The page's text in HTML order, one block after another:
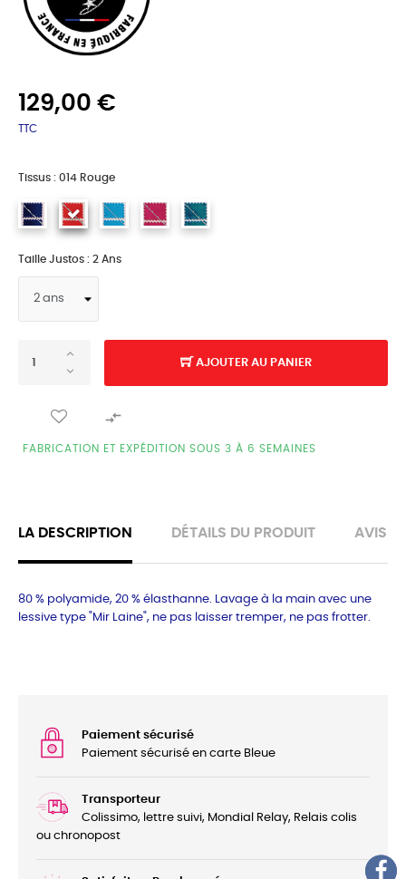
129,00 €
TTC
Tissus : 014 Rouge
Taille Justos : 2 Ans
AJOUTER AU PANIER

FABRICATION ET EXPÉDITION SOUS 3 À 6 SEMAINES
LA DESCRIPTION DÉTAILS DU PRODUIT AVIS
80 % polyamide, 20 % élasthanne. Lavage à la main avec une
lessive type "Mir Laine", ne pas laisser tremper, ne pas frotter.
Paiement sécurisé
Paiement sécurisé en carte Bleue
Transporteur
Colissimo, lettre suivi, Mondial Relay, Relais colis
ou chronopost